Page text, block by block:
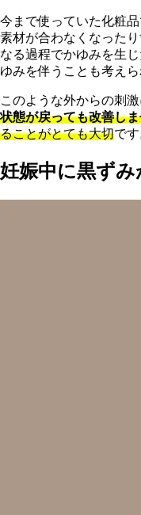
今まで使っていた化粧
素材が合わなくなった
なる過程でかゆみを生
ゆみを伴うことも考えら
このような外からの刺
状態が戻っても改善し
ることがとても大切です
妊娠中に黒ず